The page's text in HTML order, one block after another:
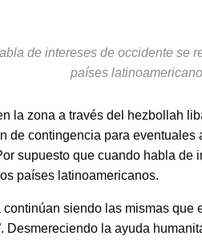
de intereses de occidente se
países
la zona a través del hezbollah
de contingencia para
supuesto que cuando habla
países latinoamericanos.
siendo las mismas que
Desmereciendo la ayuda